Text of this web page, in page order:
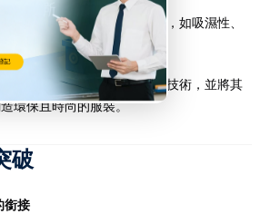
測試不同的纖維和面料的特性，如吸濕性、
理解它們在設計中的應用。
極了解可持續面料、回收利用技術，並將其
環保且時尚的服裝。
破
銜接